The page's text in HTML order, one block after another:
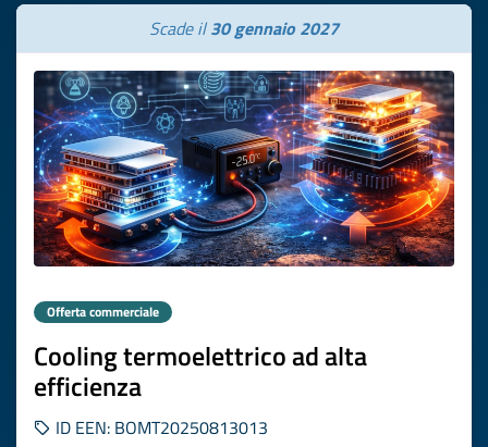
Scade il30 gennaio 2027
Offerta commerciale
Cooling termoelettrico ad alta
efficienza
ID EEN: BOMT20250813013